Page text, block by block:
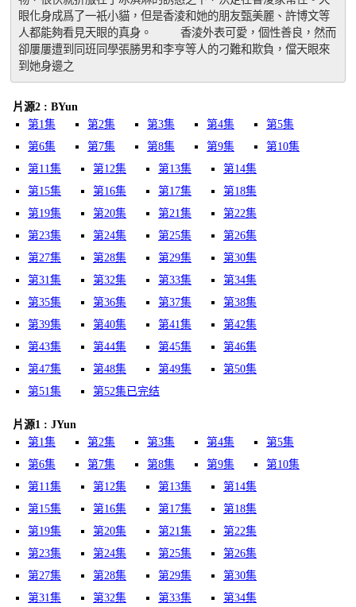
眼化身成爲了一衹小貓，但是香淩和她的朋友甄美麗、許博文等
人都能夠看見天眼的真身。 　　香淩外表可愛，個性善良，然而
卻屢屢遭到同班同學張勝男和李亨等人的刁難和欺負，儅天眼來
到她身邊之
片源2 : BYun
第1集
第2集 第3集 第4集
第5集
第6集
第7集 第8集 第9集
第10集
第11集
第12集 第13集
第14集
第15集
第16集 第17集
第18集
第19集
第20集 第21集
第22集
第23集
第24集 第25集
第26集
第27集
第28集 第29集
第30集
第31集
第32集 第33集
第34集
第35集
第36集 第37集
第38集
第39集
第40集 第41集
第42集
第43集
第44集 第45集
第46集
第47集
第48集 第49集
第50集
第51集
第52集已完结
片源1 : JYun
第1集
第2集 第3集 第4集
第5集
第6集
第7集 第8集 第9集
第10集
第11集
第12集 第13集
第14集
第15集
第16集 第17集
第18集
第19集
第20集 第21集
第22集
第23集
第24集 第25集
第26集
第27集
第28集 第29集
第30集
第31集
第32集 第33集
第34集